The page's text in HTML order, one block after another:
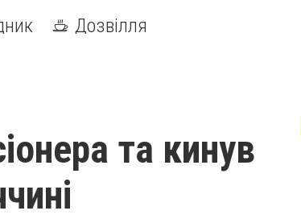
Дозвілля
та кинув